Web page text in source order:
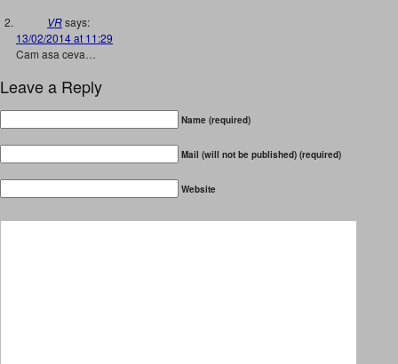
VRsays:
13/02/2014 at 11:29
Cam asa ceva…
Leave a Reply
Name (required)
Mail (will not be published) (required)
Website